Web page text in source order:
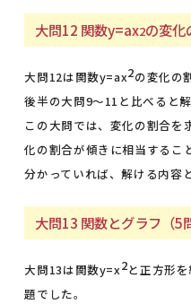
大問12 関数y=ax2の変化
大問12は関数y=ax2の変化の
後半の大問9～11と比べると
この大問では、変化の割合を
化の割合が傾きに相当するこ
分かっていれば、解ける内容
大問13 関数とグラフ（5
大問13は関数y=x2と正方形
題でした。